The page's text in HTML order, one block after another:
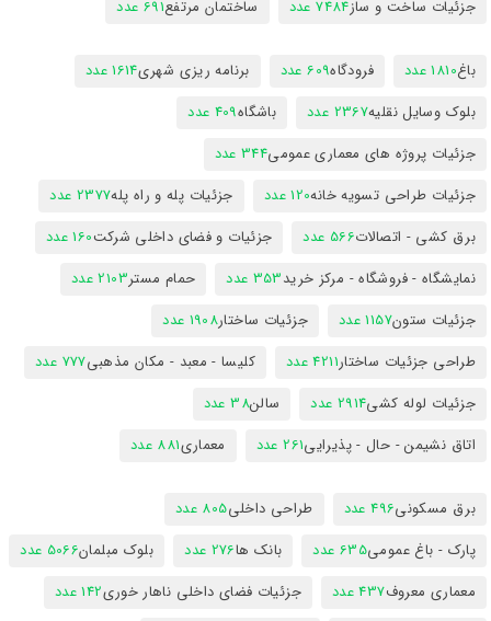
جزئیات ساخت و ساز7484 عدد ساختمان مرتفع691 عدد
باغ1810 عدد فرودگاه609 عدد برنامه ریزی شهری1614 عدد
بلوک وسایل نقلیه2367 عدد باشگاه409 عدد
جزئیات پروژه های معماری عمومی344 عدد
جزئیات طراحی تسویه خانه120 عدد جزئیات پله و راه پله2377 عدد
برق کشی - اتصالات566 عدد جزئیات و فضای داخلی شرکت160 عدد
نمایشگاه - فروشگاه - مرکز خرید353 عدد حمام مستر2103 عدد
جزئیات ستون1157 عدد جزئیات ساختار1908 عدد
طراحی جزئیات ساختار4211 عدد کلیسا - معبد - مکان مذهبی777 عدد
جزئیات لوله کشی2914 عدد سالن38 عدد
اتاق نشیمن - حال - پذیرایی261 عدد معماری881 عدد
برق مسکونی496 عدد طراحی داخلی805 عدد
پارک - باغ عمومی635 عدد بانک ها276 عدد بلوک مبلمان5066 عدد
معماری معروف437 عدد جزئیات فضای داخلی ناهار خوری142 عدد